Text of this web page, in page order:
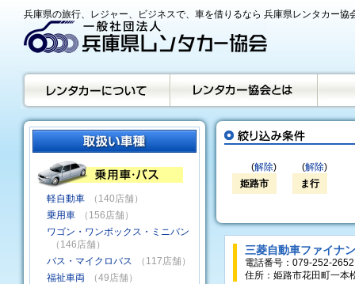
兵庫県の旅行、レジャー、ビジネスで、車を借りるなら 兵庫県レンタカー協
(解除)
姫路市
(解除)
ま行
軽自動車
（140店舗）
乗用車
（156店舗）
ワゴン・ワンボックス・ミニバン
（146店舗）
バス・マイクロバス
（117店舗）
福祉車両
（49店舗）
三菱自動車ファイナ
電話番号：079-252-2652
住所：姫路市花田町一本